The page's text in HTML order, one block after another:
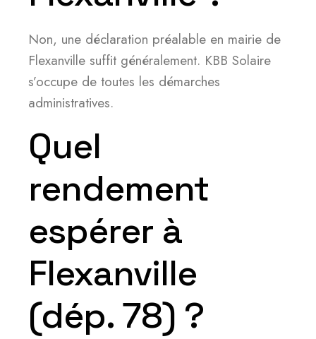
Non, une déclaration préalable en mairie de
Flexanville suffit généralement. KBB Solaire
s’occupe de toutes les démarches
administratives.
Quel
rendement
espérer à
Flexanville
(dép. 78) ?